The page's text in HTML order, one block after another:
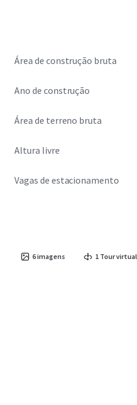
Área de construção bruta
Ano de construção
Área de terreno bruta
Altura livre
Vagas de estacionamento
6imagens 1 Tour virtual